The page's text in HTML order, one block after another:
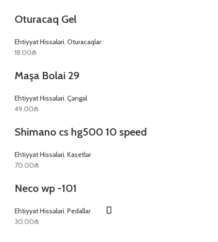
Oturacaq Gel
Ehtiyyat Hissələri Oturacaqlar
18.00₼
Maşa Bolai 29
Ehtiyyat Hissələri Çəngəl
49.00₼
Shimano cs hg500 10 speed
Ehtiyyat Hissələri Kasetlər
70.00₼
Neco wp -101
Ehtiyyat Hissələri Pedallar
30.00₼